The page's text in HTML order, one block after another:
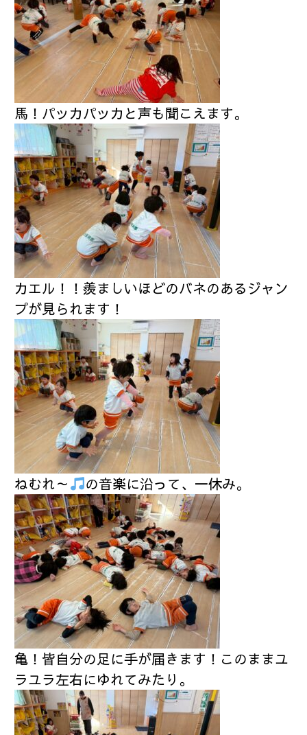
馬！パッカパッカと声も聞こえます。
カエル！！羨ましいほどのバネのあるジャン
プが見られます！
ねむれ～ の音楽に沿って、一休み。
亀！皆自分の足に手が届きます！このままユ
ラユラ左右にゆれてみたり。